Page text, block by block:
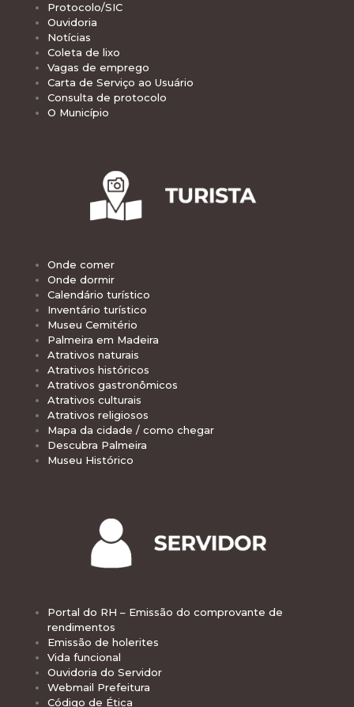
Protocolo/SIC
Ouvidoria
Notícias
Coleta de lixo
Vagas de emprego
Carta de Serviço ao Usuário
Consulta de protocolo
O Município
Onde comer
Onde dormir
Calendário turístico
Inventário turístico
Museu Cemitério
Palmeira em Madeira
Atrativos naturais
Atrativos históricos
Atrativos gastronômicos
Atrativos culturais
Atrativos religiosos
Mapa da cidade / como chegar
Descubra Palmeira
Museu Histórico
Portal do RH – Emissão do comprovante de
rendimentos
Emissão de holerites
Vida funcional
Ouvidoria do Servidor
Webmail Prefeitura
Código de Ética